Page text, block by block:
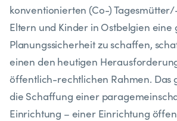
konventionierten (Co-)
Eltern und Kinder in Ostbelgien eine
Planungssicherheit zu schaffen,
einen den heutigen
öffentlich-rechtlichen Rahmen. Das
die Schaffung einer
Einrichtung – einer Einrichtung